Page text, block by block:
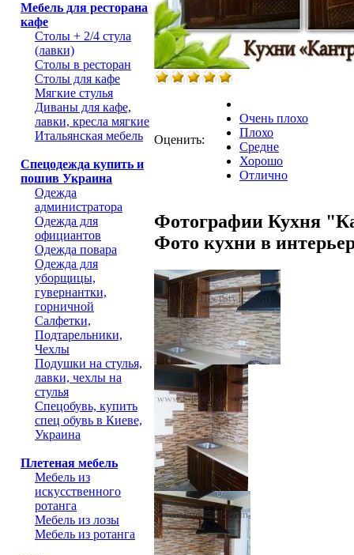
Мебель для ресторана
кафе
Столы + 2/4 стула
(лавки)
Столы в ресторан
Столы для кафе
Мягкие стулья
Диваны для кафе,
лавки, кресла мягкие
Итальянская мебель
Спецодежда купить и
пошив Украина
Одежда
администратора
Одежда для
официантов
Одежда повара
Одежда для
уборщицы,
гувернантки,
горничной
Салфетки,
Подтарельники,
Чехлы
Подушки на стулья,
лавки, чехлы на
стулья
Спецобувь, купить
спец обувь в Киеве,
Украина
Плетеная мебель
Мебель из
искусственного
ротанга
Мебель из лозы
Мебель из ротанга
Оценить:
Очень плохо
Плохо
Средне
Хорошо
Отлично
Фотографии Кухня
Фото кухни в